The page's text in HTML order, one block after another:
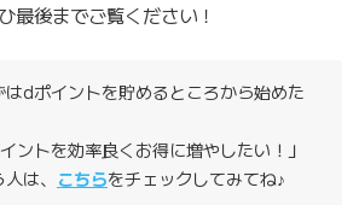
最後までご覧ください！
はdポイントを貯めるところから始めた
イントを効率良くお得に増やしたい！」
は、 こちらをチェックしてみてね♪